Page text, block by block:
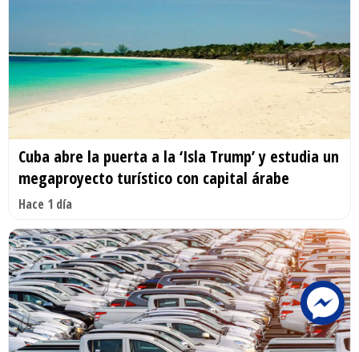
Cuba abre la puerta a la ‘Isla Trump’ y estudia un
megaproyecto turístico con capital árabe
Hace 1 día